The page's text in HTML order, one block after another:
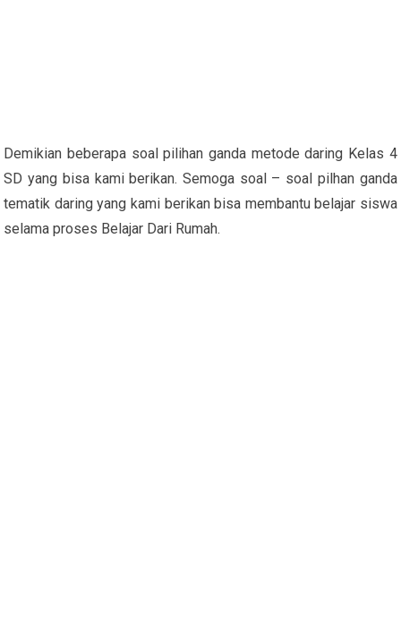
Demikian beberapa soal pilihan ganda metode daring Kelas 4
SD yang bisa kami berikan. Semoga soal – soal pilhan ganda
tematik daring yang kami berikan bisa membantu belajar siswa
selama proses Belajar Dari Rumah.